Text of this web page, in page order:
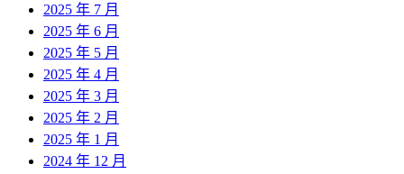
2025 年 7 月
2025 年 6 月
2025 年 5 月
2025 年 4 月
2025 年 3 月
2025 年 2 月
2025 年 1 月
2024 年 12 月